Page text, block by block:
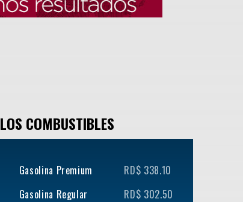
LOS COMBUSTIBLES
Gasolina Premium
Gasolina Regular
RD$ 338.10
RD$ 302.50